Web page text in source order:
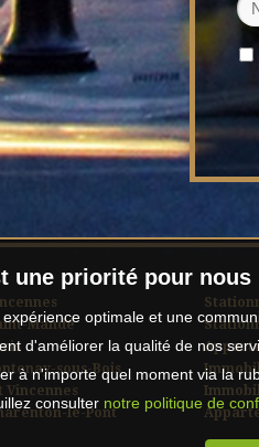
Mandé
sous-Bois
le-Pont
une priorité pour nous
optimale et une
d'améliorer la qualité de nos
à n'importe quel moment via la
consulter notre politique de